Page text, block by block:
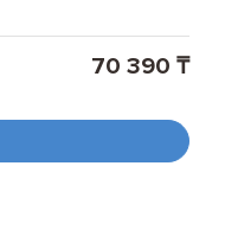
70 390 ₸